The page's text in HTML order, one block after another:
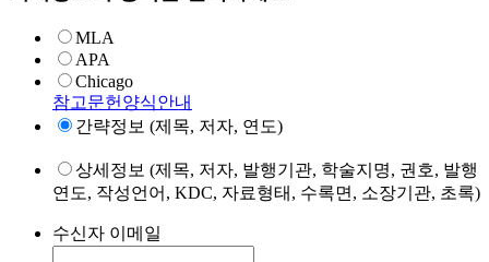
MLA
APA
Chicago
참고문헌양식안내
간략정보 (제목, 저자, 연도)
상세정보 (제목, 저자, 발행기관, 학술지명, 권호, 발행
연도, 작성언어, KDC, 자료형태, 수록면, 소장기관, 초록)
수신자 이메일